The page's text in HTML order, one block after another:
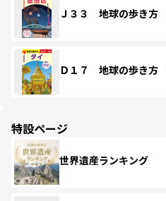
Ｊ３３ 地球の歩き方
Ｄ１７ 地球の歩き方
特設ページ
世界遺産ランキング